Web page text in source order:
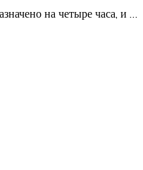
на четыре часа, и